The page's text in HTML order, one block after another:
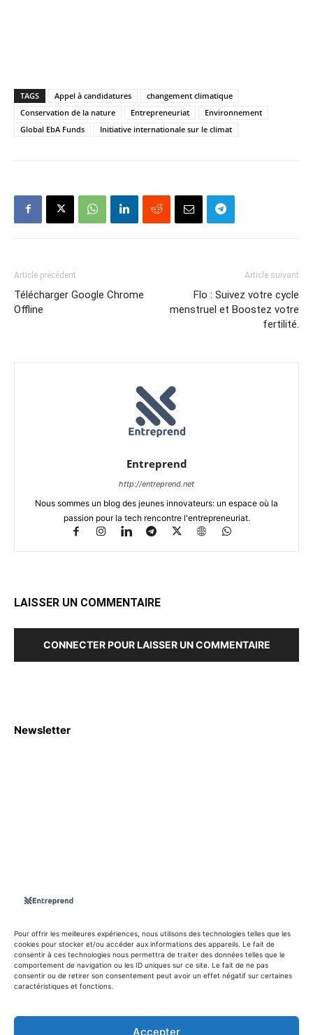
Pour offrir les meilleures expériences, nous utilisons des technologies telles que les
cookies pour stocker et/ou accéder aux informations des appareils. Le fait de
consentir à ces technologies nous permettra de traiter des données telles que le
comportement de navigation ou les ID uniques sur ce site. Le fait de ne pas
consentir ou de retirer son consentement peut avoir un effet négatif sur certaines
caractéristiques et fonctions.
Accepter
TAGS Appel à candidatures
changement climatique
Conservation de la nature
Entrepreneuriat
Environnement
Global EbA Funds
Initiative internationale sur le climat
Article précédent
Télécharger Google Chrome
Offline
Article suivant
Flo : Suivez votre cycle
menstruel et Boostez votre
fertilité.
Entreprend
http://entreprend.net
Nous sommes un blog des jeunes innovateurs: un espace où la
passion pour la tech rencontre l'entrepreneuriat.
LAISSER UN COMMENTAIRE
CONNECTER POUR LAISSER UN COMMENTAIRE
info@entreprend.net
Newsletter
Politique de confidentialité